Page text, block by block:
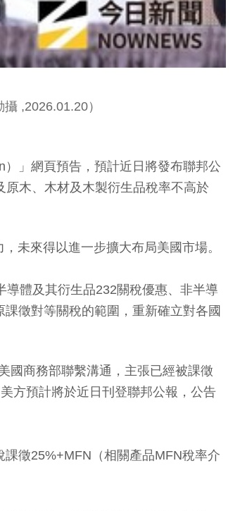
,2026.01.20）
」網頁預告，預計近日將發布聯邦公
木、木材及木製衍生品稅率不高於
未來得以進一步擴大布局美國市場。
體及其衍生品232關稅優惠、非半導
徵對等關稅的範圍，重新確立對各國
國商務部聯繫溝通，主張已經被課徵
方預計將於近日刊登聯邦公報，公告
徵25%+MFN（相關產品MFN稅率介